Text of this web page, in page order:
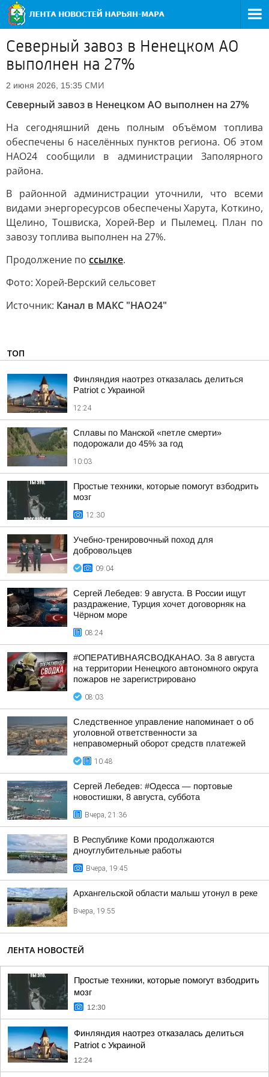
Северный завоз в Ненецком АО
выполнен на 27%
2 июня 2026, 15:35 СМИ
Северный завоз в Ненецком АО выполнен на 27%
На сегодняшний день полным объёмом топлива
обеспечены 6 населённых пунктов региона. Об этом
НАО24 сообщили в администрации Заполярного
района.
В районной администрации уточнили, что всеми
видами энергоресурсов обеспечены Харута, Коткино,
Щелино, Тошвиска, Хорей-Вер и Пылемец. План по
завозу топлива выполнен на 27%.
Продолжение по ссылке.
Фото: Хорей-Верский сельсовет
Источник: Канал в МАКС "НАО24"
ТОП
Финляндия наотрез отказалась делиться
Patriot с Украиной
12:24
Сплавы по Манской «петле смерти»
подорожали до 45% за год
10:03
Простые техники, которые помогут взбодрить
мозг
12:30
Учебно-тренировочный поход для
добровольцев
09:04
Сергей Лебедев: 9 августа. В России ищут
раздражение, Турция хочет договорняк на
Чёрном море
08:24
#ОПЕРАТИВНАЯСВОДКАНАО. За 8 августа
на территории Ненецкого автономного округа
пожаров не зарегистрировано
08:03
Следственное управление напоминает о об
уголовной ответственности за
неправомерный оборот средств платежей
10:48
Сергей Лебедев: #Одесса — портовые
новостишки, 8 августа, суббота
Вчера, 21:36
В Республике Коми продолжаются
дноуглубительные работы
Вчера, 19:45
Архангельской области малыш утонул в реке
Вчера, 19:55
ЛЕНТА НОВОСТЕЙ
Простые техники, которые помогут взбодрить
мозг
12:30
Финляндия наотрез отказалась делиться
Patriot с Украиной
12:24